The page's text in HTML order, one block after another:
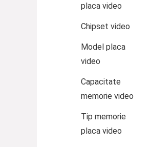
placa video
Chipset video
Model placa
video
Capacitate
memorie video
Tip memorie
placa video